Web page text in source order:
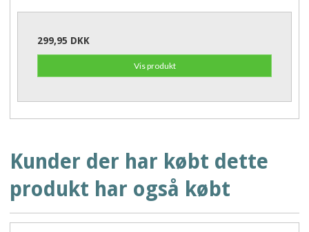
299,95 DKK
Vis produkt
Kunder der har købt dette
produkt har også købt